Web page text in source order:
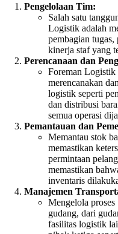
Pengelolaan Tim:
Salah satu
Logistik adalah
pembagian
kinerja staf yang
Perencanaan dan
Foreman Logistik
merencanakan
logistik seperti
dan distribusi
semua operasi
Pemantauan dan
Memantau stok
memastikan
permintaan
memastikan
inventaris
Manajemen
Mengelola proses
gudang, dari
fasilitas logistik